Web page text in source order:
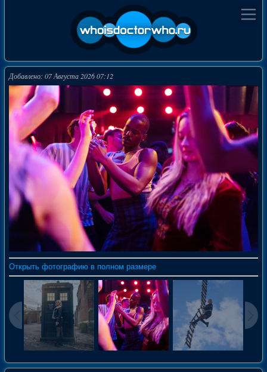
Добавлено: 07 Августа 2026 07:12
Открыть фотографию в полном размере